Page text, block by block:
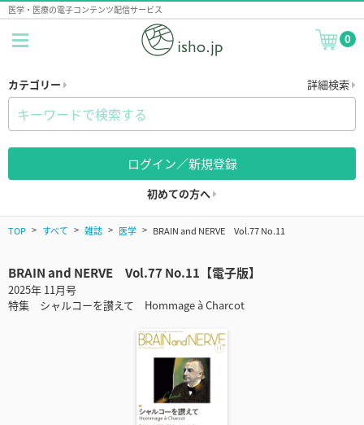
医学・医療の電子コンテンツ配信サービス
0
カテゴリー 詳細検索
ログイン／新規登録
初めての方へ
TOP すべて 雑誌 医学 BRAIN and NERVE Vol.77 No.11
BRAIN and NERVE Vol.77 No.11【電子版】
2025年 11月号
特集 シャルコーを讃えて Hommage à Charcot